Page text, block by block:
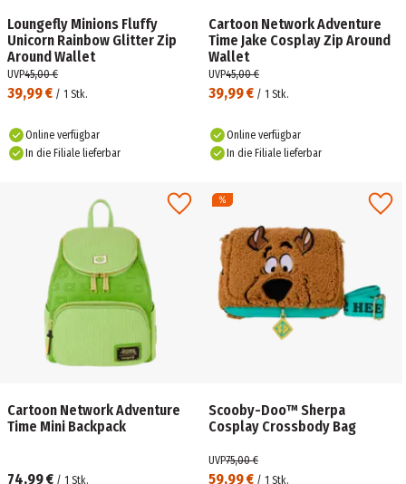
Loungefly Minions Fluffy
Unicorn Rainbow Glitter Zip
Around Wallet
39,99 € / 1 Stk.
UVP45,00 €
Online verfügbar
In die Filiale lieferbar
Cartoon Network Adventure
Time Jake Cosplay Zip Around
Wallet
39,99 € / 1 Stk.
UVP45,00 €
Online verfügbar
In die Filiale lieferbar
Cartoon Network Adventure
Time Mini Backpack
74,99 € / 1 Stk.
Scooby-Doo™ Sherpa
Cosplay Crossbody Bag
59,99 € / 1 Stk.
UVP75,00 €